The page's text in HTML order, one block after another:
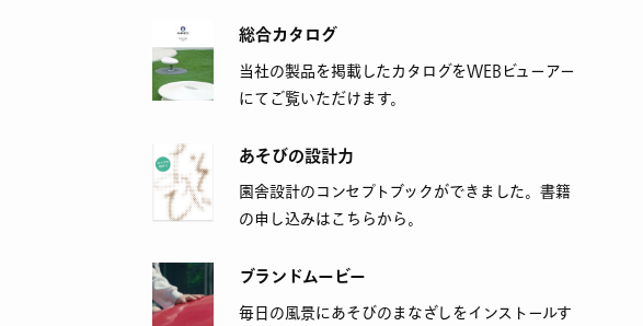
総合カタログ
当社の製品を掲載したカタログをWEBビューアー
にてご覧いただけます。
あそびの設計力
園舎設計のコンセプトブックができました。書籍
の申し込みはこちらから。
ブランドムービー
毎日の風景にあそびのまなざしをインストールす